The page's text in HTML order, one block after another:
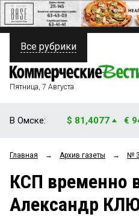
ПОЛИТИКА
ФИНАНСЫ
ОБЩЕСТВО
ЗАКОН
НОВОСТИ КОМПАНИЙ
Все рубрики
Пятница, 7 Августа
В Омске: $ 81,4077 €
Главная → Архив газеты → №
КСП временно
Александр